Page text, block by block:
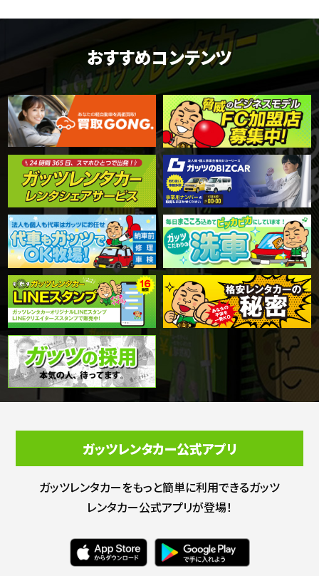
おすすめコンテンツ
ガッツレンタカー公式アプリ
ガッツレンタカーをもっと簡単に利用できるガッツ
レンタカー公式アプリが登場！